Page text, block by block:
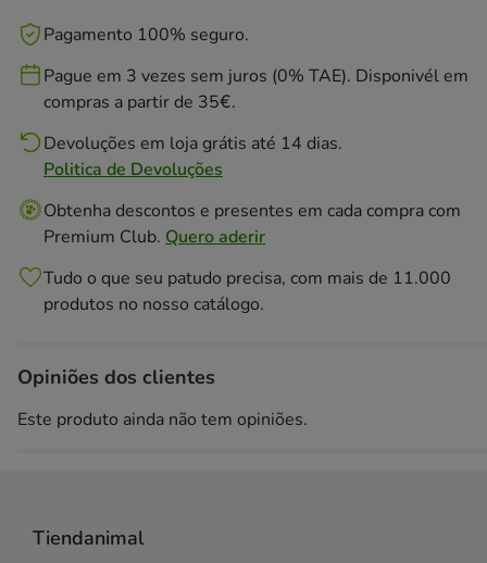
Pagamento 100% seguro.
Pague em 3 vezes sem juros (0% TAE). Disponivél em
compras a partir de 35€.
Devoluções em loja grátis até 14 dias.
Politica de Devoluções
Obtenha descontos e presentes em cada compra com
Premium Club. Quero aderir
Tudo o que seu patudo precisa, com mais de 11.000
produtos no nosso catálogo.
Opiniões dos clientes
Este produto ainda não tem opiniões.
Tiendanimal